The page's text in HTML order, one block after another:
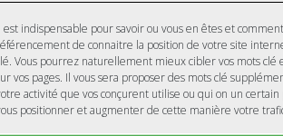
est indispensable pour savoir ou vous en êtes et
de connaitre la position de votre site
Vous pourrez naturellement mieux cibler vos mots clé
vos pages. Il vous sera proposer des mots clé
activité que vos conçurent utilise ou qui on un
positionner et augmenter de cette manière votre